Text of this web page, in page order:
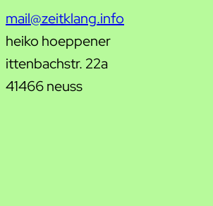
mail@zeitklang.info
heiko hoeppener
ittenbachstr. 22a
41466 neuss